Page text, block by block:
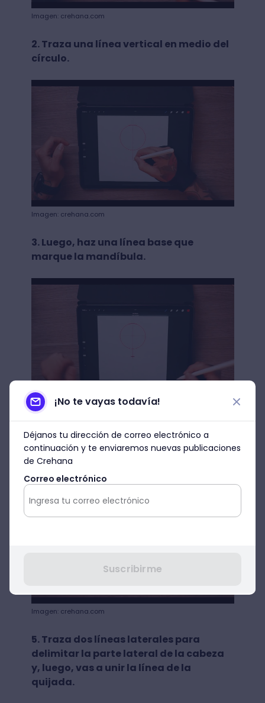
Imagen: crehana.com
2. Traza una línea vertical en medio del
círculo.
Imagen: crehana.com
3. Luego, haz una línea base que
marque la mandíbula.
Imagen: crehana.com
4. Empieza a reticular donde van a estar
los rasgos faciales.
Imagen: crehana.com
5. Traza dos líneas laterales para
delimitar la parte lateral de la cabeza
y, luego, vas a unir la línea de la
quijada.
¡No te vayas todavía!
Déjanos tu dirección de correo electrónico a
continuación y te enviaremos nuevas publicaciones
de Crehana
Correo electrónico
Suscribirme